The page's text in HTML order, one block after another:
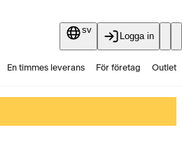
sv
Logga in
En timmes leverans För företag Outlet